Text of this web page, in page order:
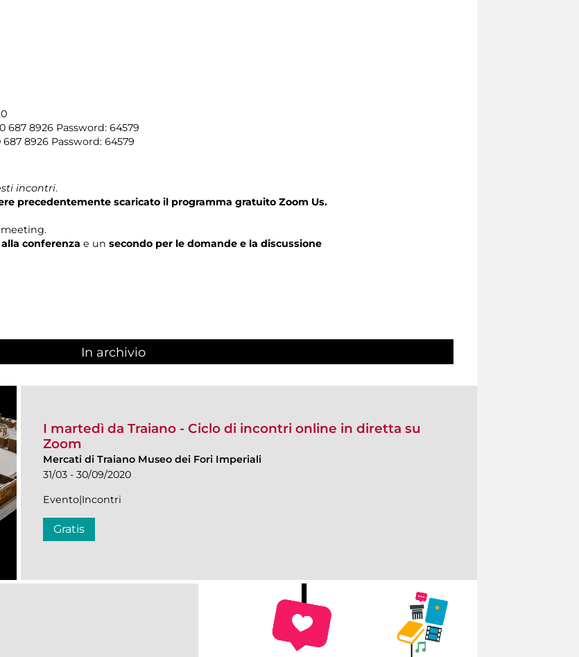
687 8926 Password: 64579
8926 Password: 64579
incontri.
precedentemente scaricato il programma gratuito Zoom Us.
conferenza e un secondo per le domande e la discussione
In archivio
I martedì da Traiano - Ciclo di incontri online in diretta su
Zoom
Mercati di Traiano Museo dei Fori Imperiali
31/03 - 30/09/2020
Evento|Incontri
Gratis